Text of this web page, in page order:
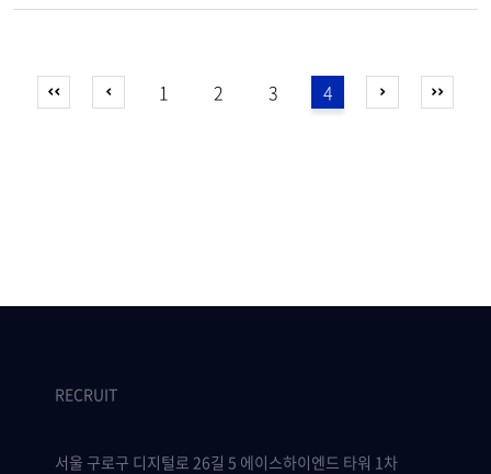
1 2 3 4
RECRUIT
서울 구로구 디지털로 26길 5 에이스하이엔드 타워 1차